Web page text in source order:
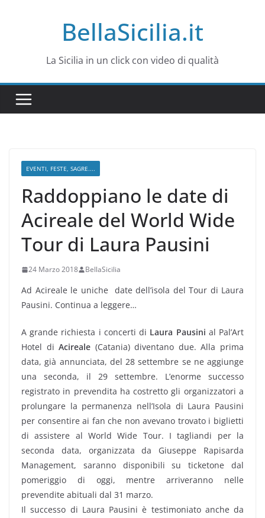
BellaSicilia.it
La Sicilia in un click con video di qualità
EVENTI, FESTE, SAGRE....
Raddoppiano le date di
Acireale del World Wide
Tour di Laura Pausini
24 Marzo 2018 BellaSicilia
Ad Acireale le uniche date dell’isola del Tour di Laura
Pausini. Continua a leggere…
A grande richiesta i concerti di Laura Pausini al Pal’Art
Hotel di Acireale (Catania) diventano due. Alla prima
data, già annunciata, del 28 settembre se ne aggiunge
una seconda, il 29 settembre. L’enorme successo
registrato in prevendita ha costretto gli organizzatori a
prolungare la permanenza nell’Isola di Laura Pausini
per consentire ai fan che non avevano trovato i biglietti
di assistere al World Wide Tour. I tagliandi per la
seconda data, organizzata da Giuseppe Rapisarda
Management, saranno disponibili su ticketone dal
pomeriggio di oggi, mentre arriveranno nelle
prevendite abituali dal 31 marzo.
Il successo di Laura Pausini è testimoniato anche da